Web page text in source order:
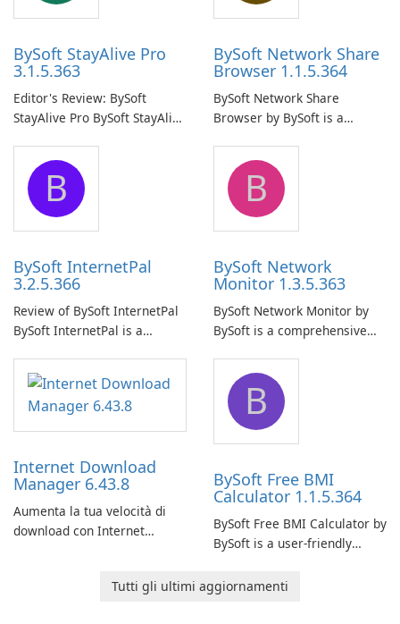
BySoft StayAlive Pro
3.1.5.363
Editor's Review: BySoft
StayAlive Pro BySoft StayAlive
application designed to
ensure the continuous and
uninterrupted operation of
your computer system.
BySoft Network Share
Browser 1.1.5.364
BySoft Network Share
Browser by BySoft is a
application that allows users
to easily browse and manage
shared folders on their
network.
B
BySoft InternetPal
3.2.5.366
Review of BySoft InternetPal
BySoft InternetPal is a
application designed to
monitor your internet
connection and provide real-
time insights into its
B
BySoft Network
Monitor 1.3.5.363
BySoft Network Monitor by
BySoft is a comprehensive
designed to help businesses
effectively manage their
network infrastructure.
Internet Download
Manager 6.43.8
Aumenta la tua velocità di
download con Internet
B
BySoft Free BMI
Calculator 1.1.5.364
BySoft Free BMI Calculator by
BySoft is a user-friendly
designed to help you
Tutti gli ultimi aggiornamenti